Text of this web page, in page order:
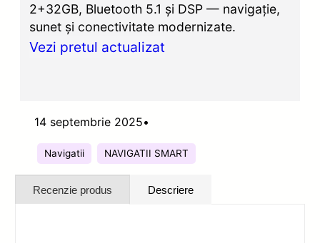
2+32GB, Bluetooth 5.1 și DSP — navigație,
sunet și conectivitate modernizate.
Vezi pretul actualizat
14 septembrie 2025•
Navigatii NAVIGATII SMART
Recenzie produs Descriere